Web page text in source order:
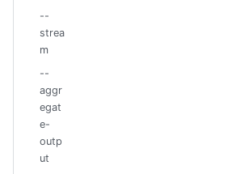
--
strea
m
--
aggr
egat
e-
outp
ut